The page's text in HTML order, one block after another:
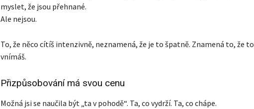
myslet, že jsou přehnané.
Ale nejsou.
To, že něco cítíš intenzivně, neznamená, že je to špatně. Znamená to, že to
vnímáš.
Přizpůsobování má svou cenu
Možná jsi se naučila být „ta v pohodě“. Ta, co vydrží. Ta, co chápe.